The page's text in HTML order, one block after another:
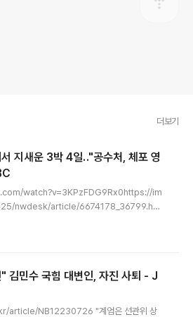
더보기
지새운 3박 4일‥"공수처, 체포 영
watch?v=3KPzFDG9Rx0https://im
nwdesk/article/6674178_36799.ht
앞에서 지새운 3박 4일‥"공수처, 체포 영
니다. 공수처가 체포 영장 집행을 경찰에 일
촌극을 벌이고 결국 영장 집행 시한을 넘기
김민수 국힘 대변인, 자진 사퇴 - J
article/NB12230726 "계엄은 선관위 상